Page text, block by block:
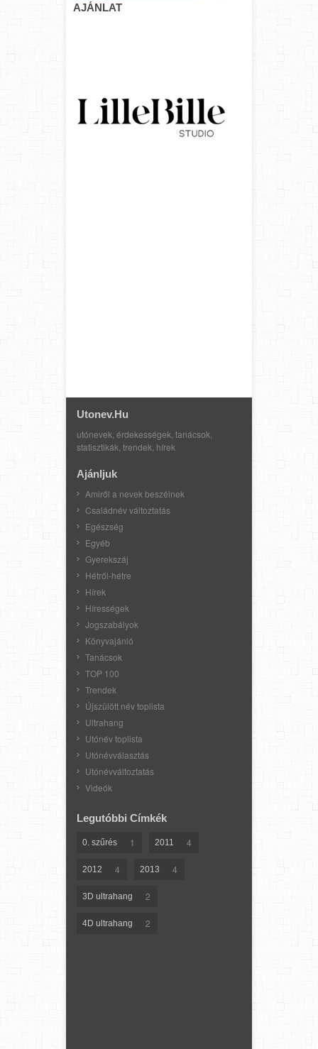
AJÁNLAT
Utonev.hu
utónevek, érdekességek, tanácsok,
statisztikák, trendek, hírek
Ajánljuk
Amiről a nevek beszélnek
Családnév változtatás
Egészség
Egyéb
Gyerekszáj
Hétről-hétre
Hírek
Hírességek
Jogszabályok
Könyvajánló
Tanácsok
TOP 100
Trendek
Újszülött név toplista
Ultrahang
Utónév toplista
Utónévválasztás
Utónévváltoztatás
Videók
Legutóbbi Címkék
0. szűrés 1 2011 4
2012 4 2013 4
3D ultrahang 2
4D ultrahang 2